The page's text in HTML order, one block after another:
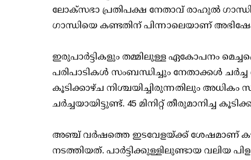
ലോക്സഭാ പ്രതിപക്ഷ നേതാവ് രാഹുല്‍
ഗാന്ധിയെ കണ്ടതിന് പിന്നാലെയാണ്
ഇരുപാര്‍ട്ടികളും തമ്മിലുള്ള ഏകോപനം
പരിപാടികള്‍ സംബന്ധിച്ചും നേതാക്കള്‍
കൂടിക്കാഴ്ച നിശ്ചയിച്ചിരുന്നതിലും അധികം
ചര്‍ച്ചയായിട്ടുണ്ട്. 45 മിനിറ്റ് തീരുമാനിച്ച
അഞ്ച് വര്‍ഷത്തെ ഇടവേളയ്ക്ക് ശേഷമാണ്
നടത്തിയത്. പാര്‍ട്ടിക്കുള്ളിലുണ്ടായ വലിയ